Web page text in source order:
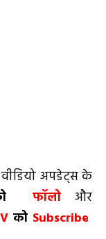
अपडेट्स के
फॉलो
और
को Subscribe